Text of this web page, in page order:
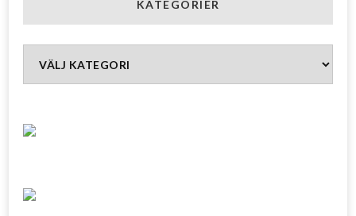
KATEGORIER
Kategorier